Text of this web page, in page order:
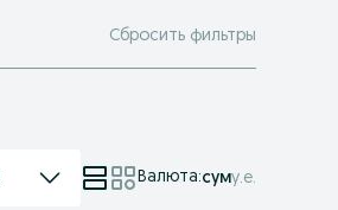
Сбросить фильтры
Валюта:суму.е.